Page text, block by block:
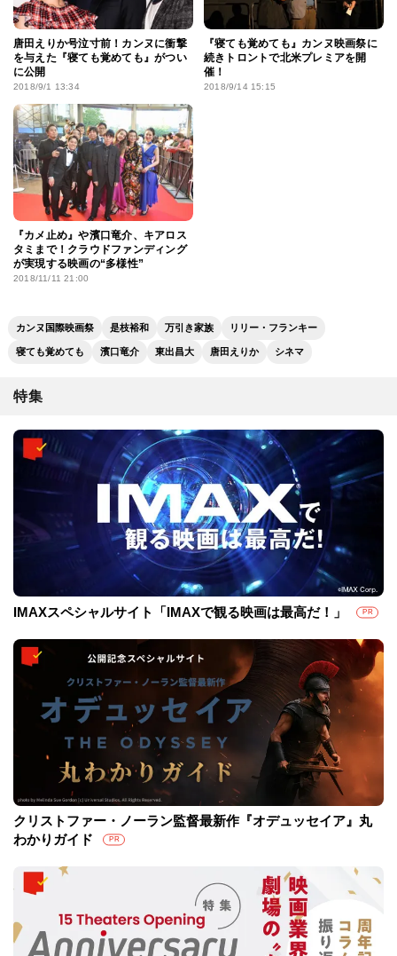
唐田えりか号泣寸前！カンヌに衝撃
を与えた『寝ても覚めても』がつい
に公開
2018/9/1 13:34
『寝ても覚めても』カンヌ映画祭に
続きトロントで北米プレミアを開
催！
2018/9/14 15:15
『カメ止め』や濱口竜介、キアロス
タミまで！クラウドファンディング
が実現する映画の“多様性”
2018/11/11 21:00
カンヌ国際映画祭 是枝裕和 万引き家族 リリー・フランキー
寝ても覚めても 濱口竜介 東出昌大 唐田えりか シネマ
特集
IMAXスペシャルサイト「IMAXで観る映画は最高だ！」 PR
クリストファー・ノーラン監督最新作『オデュッセイア』丸
わかりガイド
PR